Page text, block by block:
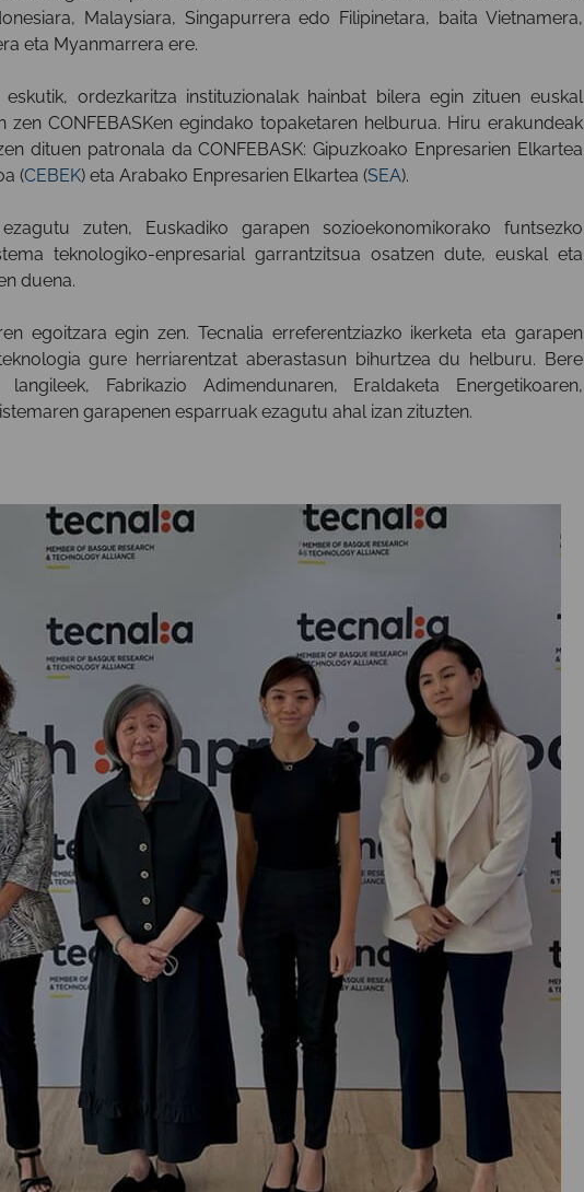
Malaysiara, Singapurrera edo Filipinetara, baita Vietnamera,
eta Myanmarrera ere.
ordezkaritza instituzionalak hainbat bilera egin zituen euskal
CONFEBASKen egindako topaketaren helburua. Hiru erakundeak
dituen patronala da CONFEBASK: Gipuzkoako Enpresarien Elkartea
(CEBEK) eta Arabako Enpresarien Elkartea (SEA).
ezagutu zuten, Euskadiko garapen sozioekonomikorako funtsezko
teknologiko-enpresarial garrantzitsua osatzen dute, euskal eta
duena.
egoitzara egin zen. Tecnalia erreferentziazko ikerketa eta garapen
gure herriarentzat aberastasun bihurtzea du helburu. Bere
Fabrikazio Adimendunaren, Eraldaketa Energetikoaren,
garapenen esparruak ezagutu ahal izan zituzten.